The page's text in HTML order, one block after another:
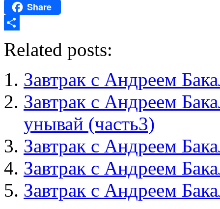
VK
Share
Related posts:
Завтрак с Андреем
Завтрак с Андреем
унывай (часть3)
Завтрак с Андреем
Завтрак с Андреем
Завтрак с Андреем